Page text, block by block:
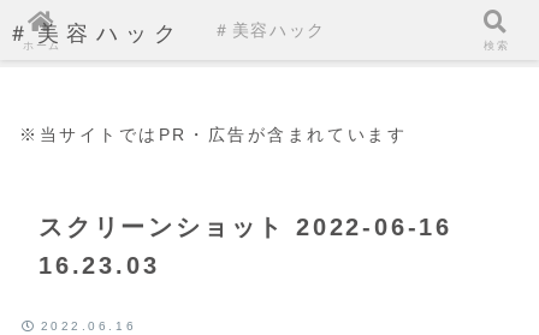
＃美容ハック
※当サイトではPR・広告が含まれています
スクリーンショット 2022-06-16
16.23.03
2022.06.16
ホーム
＃美容ハック
検索